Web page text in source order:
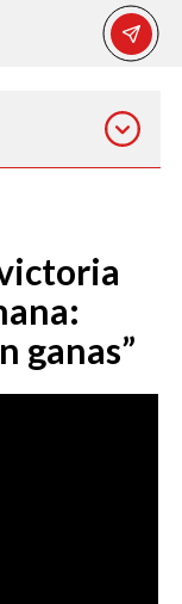
victoria
ganas”